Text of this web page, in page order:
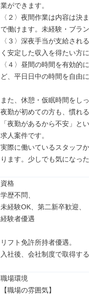
業ができます。
〈２〉夜間作業は内容は決
で働けます。未経験・ブラ
〈３〉深夜手当が支給され
く安定した収入を得たい方に
〈４〉昼間の時間を有効的
ど、平日日中の時間を自由
また、休憩・仮眠時間をし
夜勤が初めての方も、慣れ
「夜勤があるから不安」と
求人案件です。
実際に働いているスタッフ
ります。少しでも気になっ
資格
学歴不問、
未経験OK、第二新卒歓迎、
経験者優遇
リフト免許所持者優遇。
入社後、会社制度で取得す
職場環境
【職場の雰囲気】